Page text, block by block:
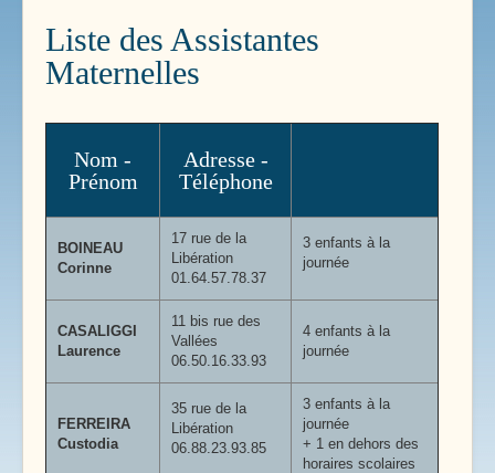
Liste des Assistantes
Maternelles
Nom -
Prénom
Adresse -
Téléphone
BOINEAU
Corinne
17 rue de la
Libération
01.64.57.78.37
3 enfants à la
journée
CASALIGGI
Laurence
11 bis rue des
Vallées
06.50.16.33.93
4 enfants à la
journée
FERREIRA
Custodia
35 rue de la
Libération
06.88.23.93.85
3 enfants à la
journée
+ 1 en dehors des
horaires scolaires